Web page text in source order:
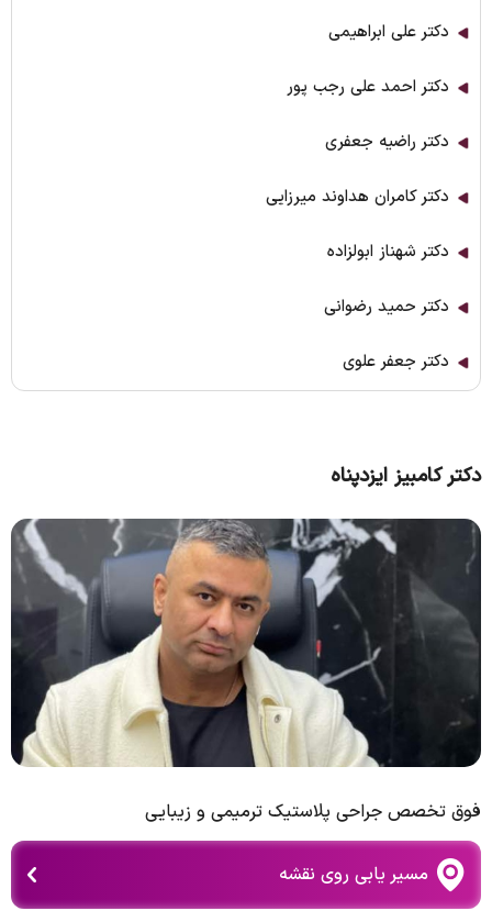
دکتر علی ابراهیمی
دکتر احمد علی رجب پور
دکتر راضیه جعفری
دکتر کامران هداوند میرزایی
دکتر شهناز ابولزاده
دکتر حمید رضوانی
دکتر جعفر علوی
دکتر کامبیز ایزدپناه
فوق تخصص جراحی پلاستیک ترمیمی و زیبایی
مسیر یابی روی نقشه